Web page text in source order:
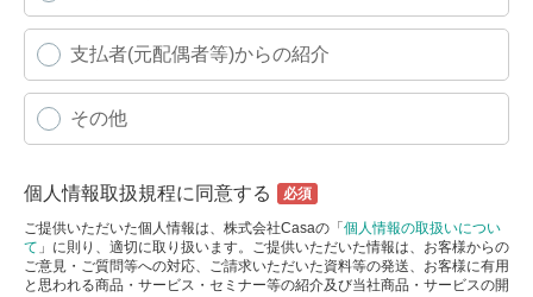
支払者(元配偶者等)からの紹介
その他
個人情報取扱規程に同意する
ご提供いただいた個人情報は、株式会社Casaの「個人情報の取扱いについ
て 」に則り、適切に取り扱います。ご提供いただいた情報は、お客様からの
ご意見・ご質問等への対応、ご請求いただいた資料等の発送、お客様に有用
と思われる商品・サービス・セミナー等の紹介及び当社商品・サービスの開